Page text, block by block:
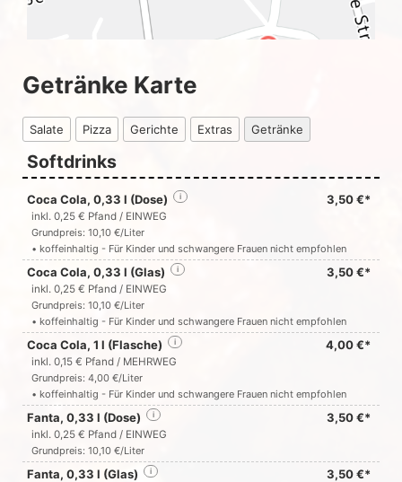
Getränke Karte
Salate Pizza Gerichte Extras Getränke
Softdrinks
Coca Cola, 0,33 l (Dose) 3,50 €*
i
inkl. 0,25 € Pfand / EINWEG
Grundpreis: 10,10 €/Liter
• koffeinhaltig - Für Kinder und schwangere Frauen nicht empfohlen
Coca Cola, 0,33 l (Glas) 3,50 €*
i
inkl. 0,25 € Pfand / EINWEG
Grundpreis: 10,10 €/Liter
• koffeinhaltig - Für Kinder und schwangere Frauen nicht empfohlen
Coca Cola, 1 l (Flasche) 4,00 €*
i
inkl. 0,15 € Pfand / MEHRWEG
Grundpreis: 4,00 €/Liter
• koffeinhaltig - Für Kinder und schwangere Frauen nicht empfohlen
Fanta, 0,33 l (Dose) 3,50 €*
i
inkl. 0,25 € Pfand / EINWEG
Grundpreis: 10,10 €/Liter
Fanta, 0,33 l (Glas) 3,50 €*
i